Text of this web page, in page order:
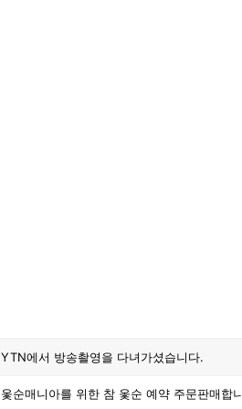
YTN에서 방송촬영을 다녀가셨습니다.
옻순매니아를 위한 참 옻순 예약 주문판매합